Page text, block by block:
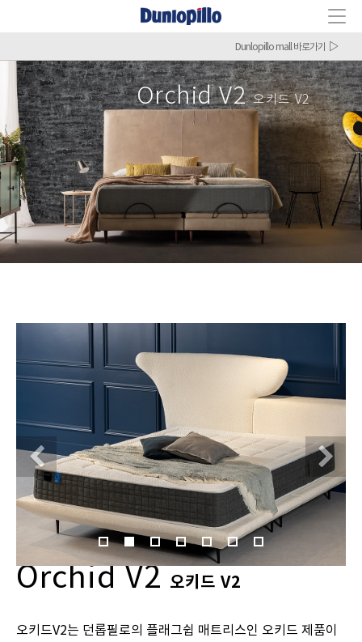
Dunlopillo mall 바로가기
Orchid V2오키드 V2
Previous
Orchid V2 오키드 V2
오키드V2는 던롭필로의 플래그쉽 매트리스인 오키드 제품이